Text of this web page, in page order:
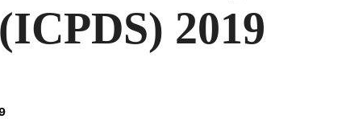
2019